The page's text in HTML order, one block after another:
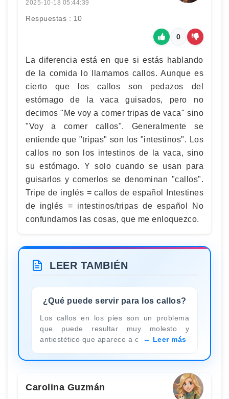
2025-10-18 05:44:39
Respuestas : 10
0
La diferencia está en que si estás hablando
de la comida lo llamamos callos. Aunque es
cierto que los callos son pedazos del
estómago de la vaca guisados, pero no
decimos "Me voy a comer tripas de vaca" sino
"Voy a comer callos". Generalmente se
entiende que "tripas" son los "intestinos". Los
callos no son los intestinos de la vaca, sino
su estómago. Y solo cuando se usan para
guisarlos y comerlos se denominan "callos".
Tripe de inglés = callos de español Intestines
de inglés = intestinos/tripas de español No
confundamos las cosas, que me enloquezco.
LEER TAMBIÉN
¿Qué puede servir para los callos?
Los callos en los pies son un problema
que puede resultar muy molesto y
antiestético que aparece a c
Leer más
Carolina Guzmán